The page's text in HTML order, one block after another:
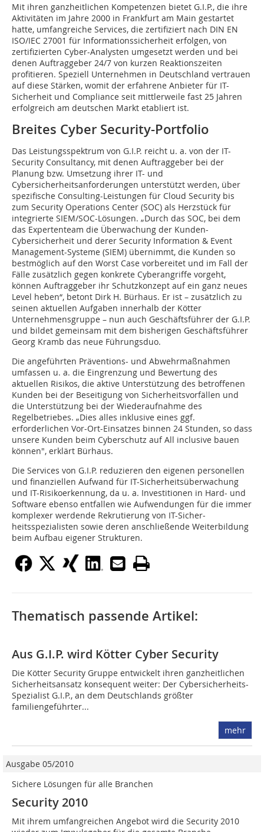
Mit ihren ganzheitlichen Kompetenzen bietet G.I.P., die ihre
Aktivitäten im Jahre 2000 in Frankfurt am Main gestartet
hatte, umfangreiche Services, die zertifiziert nach DIN EN
ISO/IEC 27001 für Informations­sicher­heit erfolgen, von
zertifizierten Cyber-Analysten um­gesetzt werden und bei
denen Auftraggeber 24/7 von kurzen Reaktionszeiten
profitieren. Speziell Unternehmen in Deutschland vertrauen
auf diese Stärken, womit der erfahrene Anbieter für IT-
Sicherheit und Com­pliance seit mittlerweile fast 25 Jah­ren
erfolgreich am deutschen Markt etabliert ist.
Breites Cyber Security-Portfolio
Das Leistungsspektrum von G.I.P. reicht u. a. von der IT-
Security Consultancy, mit denen Auftraggeber bei der
Planung bzw. Umsetzung ihrer IT- und
Cybersicherheitsanforderungen unterstützt werden, über
spezifische Con­sulting-Leistungen für Cloud Security bis
zum Security Operations Center (SOC) als Herzstück für
integrierte SIEM/SOC-Lösungen. „Durch das SOC, bei dem
das Expertenteam die Überwachung der Kunden-
Cybersicherheit und derer Security Information & Event
Management-Systeme (SIEM) über­nimmt, die Kunden so
bestmöglich auf den Worst Case vor­bereitet und im Fall der
Fälle zusätzlich gegen konkrete Cyberangriffe vorgeht,
können Auftrag­geber ihr Schutzkonzept auf ein ganz neues
Level heben“, betont Dirk H. Bürhaus. Er ist – zusätzlich zu
seinen aktuellen Aufgaben innerhalb der Kötter
Unternehmensgruppe – nun auch Geschäftsführer der G.I.P.
und bildet gemeinsam mit dem bisherigen Geschäftsführer
Georg Kramb das neue Führungsduo.
Die angeführten Präventions- und Abwehrmaßnahmen
umfassen u. a. die Eingrenzung und Bewer­tung des
aktuellen Risikos, die aktive Unterstützung des betroffenen
Kunden bei der Beseitigung von Sicherheitsvorfällen und
die Unterstützung bei der Wiederaufnahme des
Regelbetriebes. „Dies alles inklusive eines ggf.
erforderlichen Vor-Ort-Einsatzes binnen 24 Stunden, so dass
unsere Kunden beim Cyberschutz auf All inclusive bauen
können", erklärt Bürhaus.
Die Services von G.I.P. reduzieren den eigenen personellen
und finanziellen Aufwand für IT-Sicherheitsüberwachung
und IT-Risikoerkennung, da u. a. Inves­ti­tio­nen in Hard- und
Software ebenso entfallen wie Aufwendungen für die immer
komplexer werdende Rekrutierung von IT-Sicher­
heitsspezialisten sowie deren anschließende Weiterbildung
beim Aufbau eigener Strukturen.
Thematisch passende Artikel:
Aus G.I.P. wird Kötter Cyber Security
Die Kötter Security Gruppe entwickelt ihren ganzheitlichen
Sicherheitsansatz konsequent weiter: Der Cybersicherheits-
Spezialist G.I.P., an dem Deutschlands größter
familiengeführter...
mehr
Ausgabe 05/2010
Sichere Lösungen für alle Branchen
Security 2010
Mit ihrem umfangreichen Angebot wird die Security 2010